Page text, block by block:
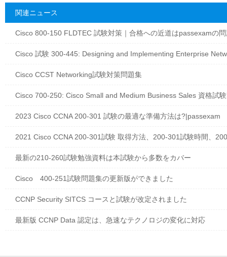
関連ニュース
Cisco 800-150 FLDTEC 試験対策｜合格への近道はpassexamの
Cisco 試験 300-445: Designing and Implementing Enterprise
Cisco CCST Networking試験対策問題集
Cisco 700-250: Cisco Small and Medium Business Sales 資格試
2023 Cisco CCNA 200-301 試験の最適な準備方法は?|passexam
2021 Cisco CCNA 200-301試験 取得方法、200-301試験時間、
最新の210-260試験勉強資料は本試験から多数をカバー
Cisco 400-251試験問題集の更新版ができました
CCNP Security SITCS コースと試験が改定されました
最新版 CCNP Data 認定は、急速なテクノロジの変化に対応